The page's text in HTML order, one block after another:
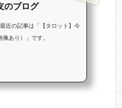
のブログ
近の記事は「【タロット】今
あり）」です。